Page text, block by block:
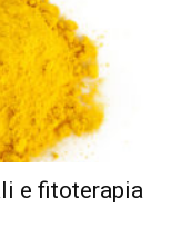
e fitoterapia